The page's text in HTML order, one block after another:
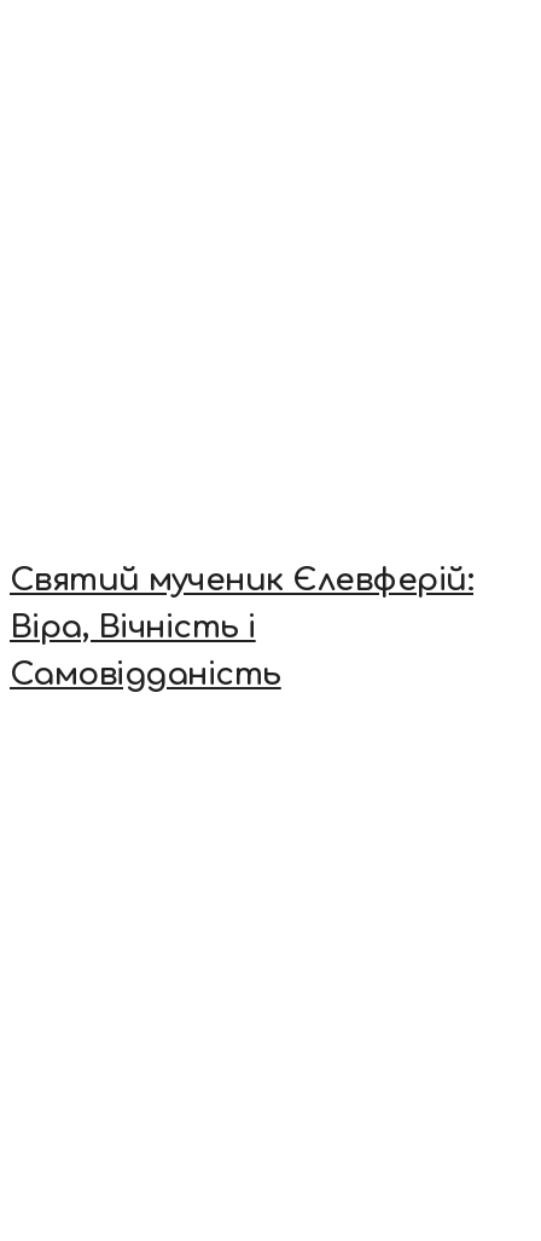
Святий мученик Єлевферій:
Віра, Вічність і
Самовідданість